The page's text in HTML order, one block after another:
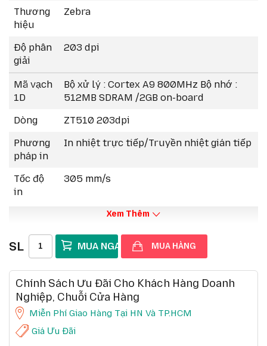
mm.
Thương
hiệu
Zebra
Độ phân
giải
203 dpi
Mã vạch
1D
Bộ xử lý : Cortex A9 800MHz Bộ nhớ :
512MB SDRAM /2GB on-board
Dòng
ZT510 203dpi
Phương
pháp in
In nhiệt trực tiếp/Truyền nhiệt gián tiếp
Tốc độ
in
305 mm/s
Xem Thêm
SL MUA HÀNG
Chính Sách Ưu Đãi Cho Khách Hàng Doanh
Nghiệp, Chuỗi Cửa Hàng
Miễn Phí Giao Hàng Tại HN Và TP.HCM
Giá Ưu Đãi